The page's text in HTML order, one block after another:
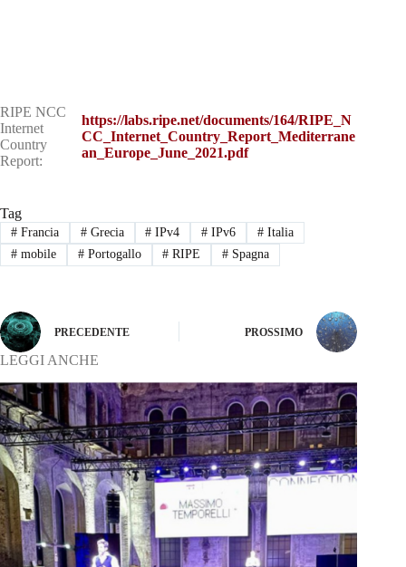
RIPE NCC
Internet
Country
Report:
https://labs.ripe.net/documents/164/RIPE_N
CC_Internet_Country_Report_Mediterrane
an_Europe_June_2021.pdf
Tag
#Francia #Grecia # IPv4 # IPv6 # Italia
#mobile #Portogallo # RIPE # Spagna
PRECEDENTE PROSSIMO
LEGGI ANCHE